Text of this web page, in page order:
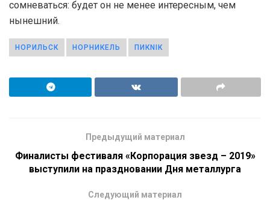
сомневаться: будет он не менее интересным, чем
нынешний.
НОРИЛЬСК НОРНИКЕЛЬ ПИКNIК
Предыдущий материал
Финалисты фестиваля «Корпорация звезд – 2019»
выступили на праздновании Дня металлурга
Следующий материал